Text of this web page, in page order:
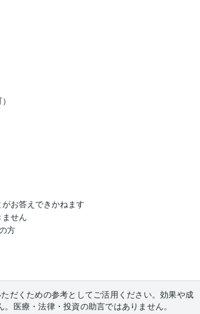
お答えできかねます
せん
方
だくための参考としてご活用ください。効果や成
医療・法律・投資の助言ではありません。